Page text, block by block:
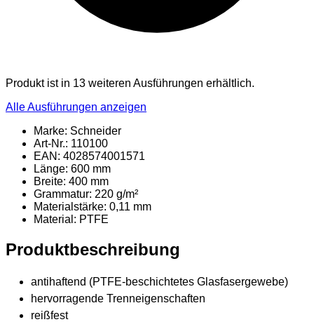
Produkt ist in 13 weiteren Ausführungen erhältlich.
Alle Ausführungen anzeigen
Marke: Schneider
Art-Nr.: 110100
EAN: 4028574001571
Länge: 600 mm
Breite: 400 mm
Grammatur: 220 g/m²
Materialstärke: 0,11 mm
Material : PTFE
Produktbeschreibung
antihaftend (PTFE-beschichtetes Glasfasergewebe)
hervorragende Trenneigenschaften
reißfest